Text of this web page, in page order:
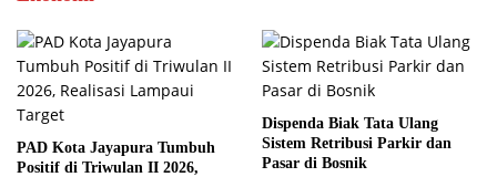
PAD Kota Jayapura Tumbuh
Positif di Triwulan II 2026,
Dispenda Biak Tata Ulang
Sistem Retribusi Parkir dan
Pasar di Bosnik